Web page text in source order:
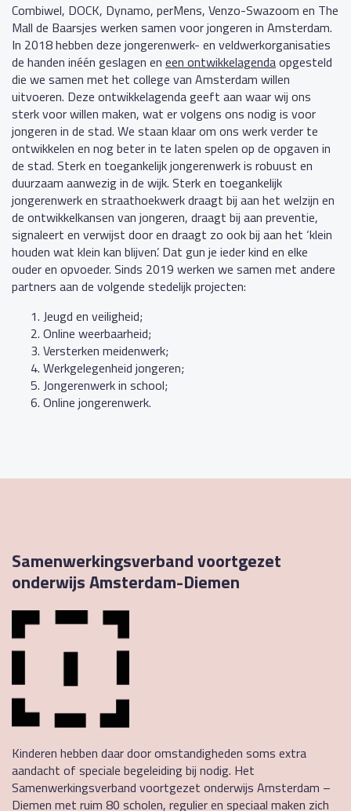
Combiwel, DOCK, Dynamo, perMens, Venzo-Swazoom en The
Mall de Baarsjes werken samen voor jongeren in Amsterdam.
In 2018 hebben deze jongerenwerk- en veldwerkorganisaties
de handen inéén geslagen en een ontwikkelagendaopgesteld
die we samen met het college van Amsterdam willen
uitvoeren. Deze ontwikkelagenda geeft aan waar wij ons
sterk voor willen maken, wat er volgens ons nodig is voor
jongeren in de stad. We staan klaar om ons werk verder te
ontwikkelen en nog beter in te laten spelen op de opgaven in
de stad. Sterk en toegankelijk jongerenwerk is robuust en
duurzaam aanwezig in de wijk. Sterk en toegankelijk
jongerenwerk en straathoekwerk draagt bij aan het welzijn en
de ontwikkelkansen van jongeren, draagt bij aan preventie,
signaleert en verwijst door en draagt zo ook bij aan het ‘klein
houden wat klein kan blijven’. Dat gun je ieder kind en elke
ouder en opvoeder. Sinds 2019 werken we samen met andere
partners aan de volgende stedelijk projecten:
Jeugd en veiligheid;
Online weerbaarheid;
Versterken meidenwerk;
Werkgelegenheid jongeren;
Jongerenwerk in school;
Online jongerenwerk.
Samenwerkingsverband voortgezet
onderwijs Amsterdam-Diemen
Kinderen hebben daar door omstandigheden soms extra
aandacht of speciale begeleiding bij nodig. Het
Samenwerkingsverband voortgezet onderwijs Amsterdam –
Diemen met ruim 80 scholen, regulier en speciaal maken zich